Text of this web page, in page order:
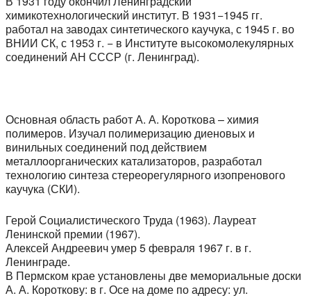
химикотехнологический институт. В 1931−1945 гг.
работал на заводах синтетического каучука, с 1945 г. во
ВНИИ СК, с 1953 г. − в Институте высокомолекулярных
соединений АН СССР (г. Ленинград).
Основная область работ А. А. Короткова – химия
полимеров. Изучал полимеризацию диеновых и
винильных соединений под действием
металлоорганических катализаторов, разработал
технологию синтеза стереорегулярного изопренового
каучука (СКИ).
Герой Социалистического Труда (1963). Лауреат
Ленинской премии (1967).
Алексей Андреевич умер 5 февраля 1967 г. в г.
Ленинграде.
В Пермском крае установлены две мемориальные доски
А. А. Короткову: в г. Осе на доме по адресу: ул.